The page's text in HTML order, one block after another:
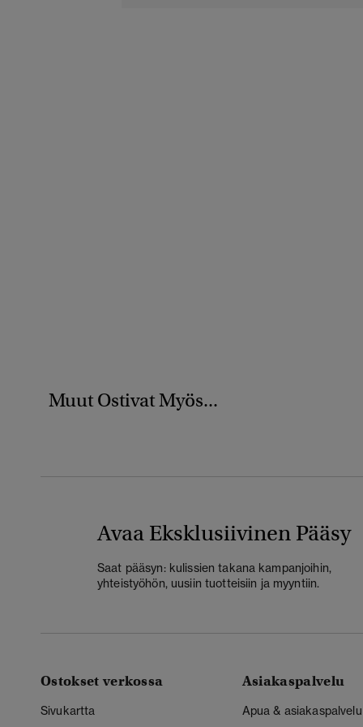
Muut Ostivat Myös...
Avaa Eksklusiivinen Pääsy
Saat pääsyn: kulissien takana kampanjoihin,
yhteistyöhön, uusiin tuotteisiin ja myyntiin.
Ostokset verkossa
Sivukartta
Asiakaspalvelu
Apua & asiakaspalvelu